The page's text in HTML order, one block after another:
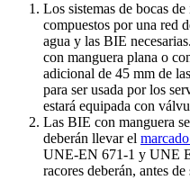
Los sistemas de bocas
compuestos por una red
agua y las BIE
con manguera plana o
adicional de 45 mm de
para ser usada por los
estará equipada con
Las BIE con manguera
deberán llevar el
UNE-EN 671-1 y UNE
racores deberán, antes